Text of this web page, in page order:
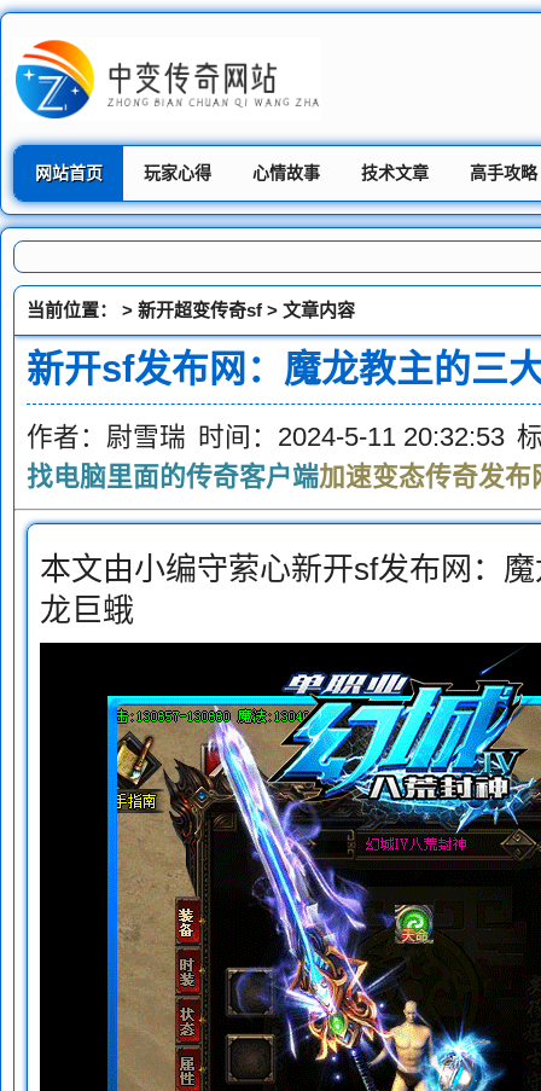
网站首页 玩家心得 心情故事 技术文章 高手攻略
当前位置： > 新开超变传奇sf > 文章内容
新开sf发布网：魔龙教主的三
作者：尉雪瑞 时间：2024-5-11 20:32:53
找电脑里面的传奇客户端加速变态传奇发布
本文由小编守萦心新开sf发布网：
龙巨蛾